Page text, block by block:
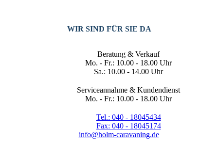
WIR SIND FÜR SIE DA
Beratung & Verkauf
Mo. - Fr.: 10.00 - 18.00 Uhr
Sa.: 10.00 - 14.00 Uhr
Serviceannahme & Kundendienst
Mo. - Fr.: 10.00 - 18.00 Uhr
Tel.: 040 - 18045434
Fax: 040 - 18045174
info@holm-caravaning.de